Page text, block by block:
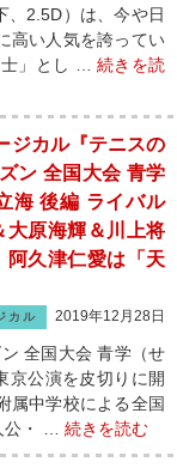
、2.5D）は、今や日
高い人気を誇ってい
」とし … 続きを読
ジカル『テニスの
ン 全国大会 青学
海 後編 ライバル
原海輝＆川上将
久津仁愛は「天
カル 2019年12月28日
全国大会 青学（せ
京公演を皮切りに開
属中学校による全国
公・ … 続きを読む